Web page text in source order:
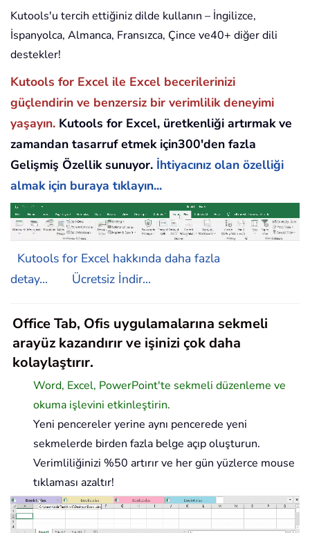
Kutools'u tercih ettiğiniz dilde kullanın – İngilizce,
İspanyolca, Almanca, Fransızca, Çince ve40+ diğer dili
destekler!
Kutools for Excel ile Excel becerilerinizi
güçlendirin ve benzersiz bir verimlilik deneyimi
yaşayın. Kutools for Excel, üretkenliği artırmak ve
zamandan tasarruf etmek için300'den fazla
Gelişmiş Özellik sunuyor. İhtiyacınız olan özelliği
almak için buraya tıklayın...
Kutools for Excel hakkında daha fazla
detay...
Ücretsiz İndir...
Office Tab, Ofis uygulamalarına sekmeli
arayüz kazandırır ve işinizi çok daha
kolaylaştırır.
Word, Excel, PowerPoint'te sekmeli düzenleme ve
okuma işlevini etkinleştirin.
Yeni pencereler yerine aynı pencerede yeni
sekmelerde birden fazla belge açıp oluşturun.
Verimliliğinizi %50 artırır ve her gün yüzlerce mouse
tıklaması azaltır!